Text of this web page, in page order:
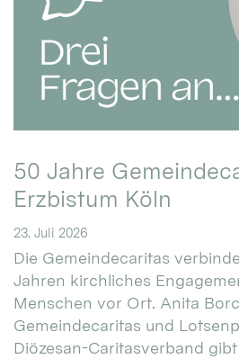
50 Jahre
Erzbistum Köln
23. Juli 2026
Die Gemeindecaritas
Jahren kirchliches
Menschen vor Ort. Anita
Gemeindecaritas und
Diözesan-Caritasverband